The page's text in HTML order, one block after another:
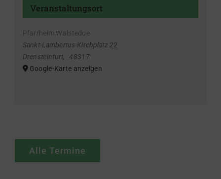
Veranstaltungsort
Pfarrheim Walstedde
Sankt-Lambertus-Kirchplatz 22
Drensteinfurt,
48317
Google-Karte anzeigen
Alle Termine